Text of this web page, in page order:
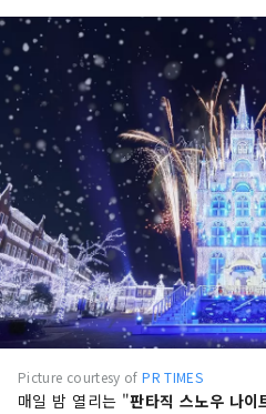
Picture courtesy ofPR TIMES
매일 밤 열리는 "판타직​ ​스노우 나이